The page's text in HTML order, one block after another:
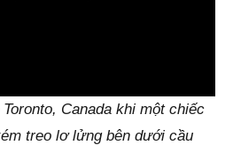
Canada khi một chiếc
treo lơ lửng bên dưới cầu